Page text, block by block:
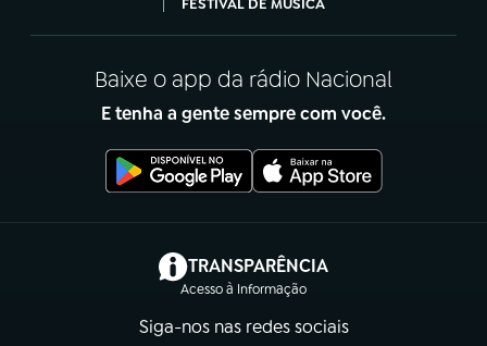
FESTIVAL DE MÚSICA
Baixe o app da rádio Nacional
E tenha a gente sempre com você.
TRANSPARÊNCIA
Acesso à Informação
(abre em nova aba)
Siga-nos nas redes sociais